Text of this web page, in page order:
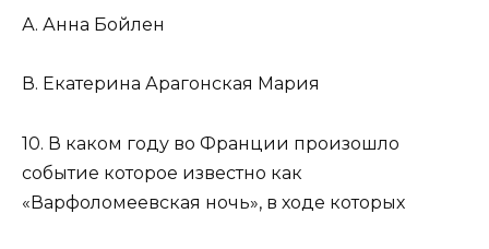
А. Анна Бойлен
В. Екатерина Арагонская Мария
10. В каком году во Франции произошло
событие которое известно как
«Варфоломеевская ночь», в ходе которых